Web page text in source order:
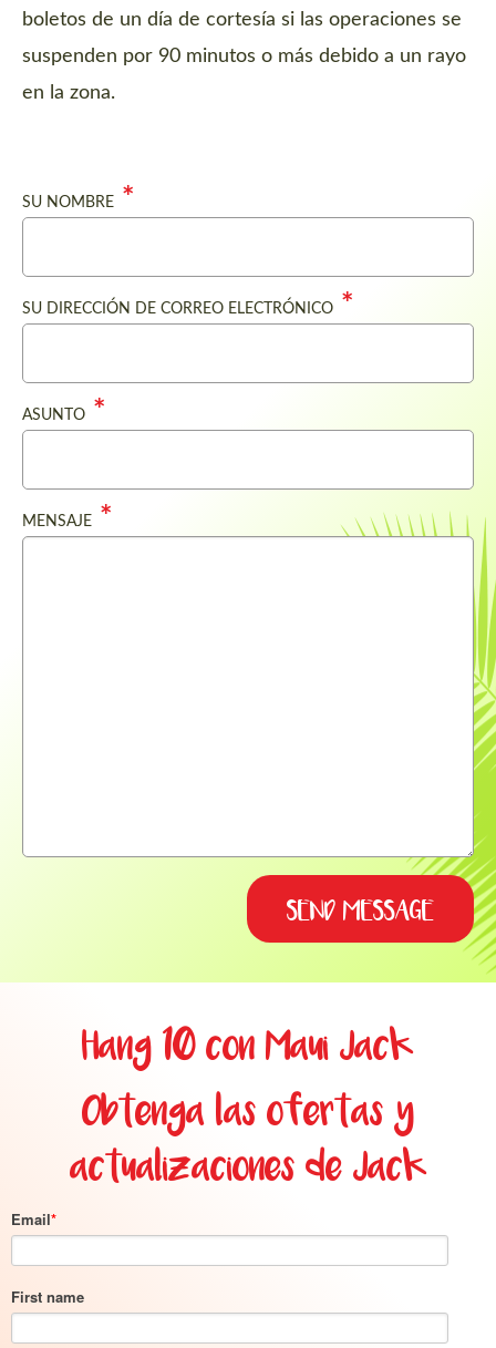
boletos de un día de cortesía si las operaciones se
suspenden por 90 minutos o más debido a un rayo
en la zona.
SU NOMBRE
SU DIRECCIÓN DE CORREO ELECTRÓNICO
ASUNTO
MENSAJE
Hang 10 con Maui Jack
Obtenga las ofertas y
actualizaciones de Jack